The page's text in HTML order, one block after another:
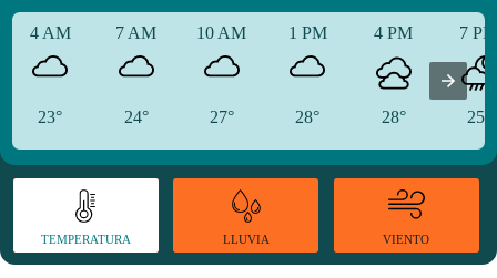
4 AM
23°
7 AM
24°
10 AM
27°
1 PM
28°
4 PM
28°
7
25°
TEMPERATURA LLUVIA VIENTO